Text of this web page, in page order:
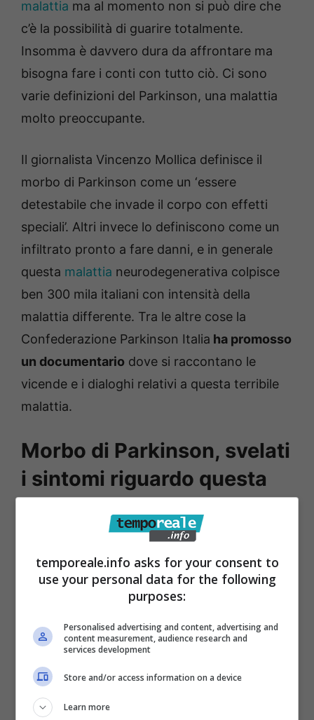
malattia ma al momento non si può dire che
c’è la possibilità di guarire totalmente.
Insomma è davvero dura da affrontare ma
bisogna fare i conti con tutto ciò. Ci sono
varie definizioni del Parkinson, una malattia
molto preoccupante.
Il giornalista Vincenzo Mollica definisce il
morbo di Parkinson come un ‘essere
detestabile che invade il corpo con effetti
speciali’. Altri invece lo definiscono come un
infiltrato pronto a fare danni, e in generale
questa malattia neurodegenerativa colpisce
ben 300 mila italiani con intensità della
malattia differente. Tra le altre cose la
Confederazione Parkinson Italia ha promosso
un documentario dove si raccontano le
vicende e i dialoghi relativi a questa terribile
malattia.
Morbo di Parkinson, svelati
i sintomi riguardo questa
Non è facile riconoscere i primi segnali di una
malattia come il morbo di Parkinson e ci sono
sintomi che si manifestano come il tremore, o
presente in tutti i pazienti (a dire il vero quasi
nella maggior parte) e non rappresenta il
disturbo più invalidante ai danni di una
persona.
temporeale.info asks for your consent to
use your personal data for the following
purposes:
Personalised advertising and content, advertising and
content measurement, audience research and
services development
Store and/or access information on a device
Learn more